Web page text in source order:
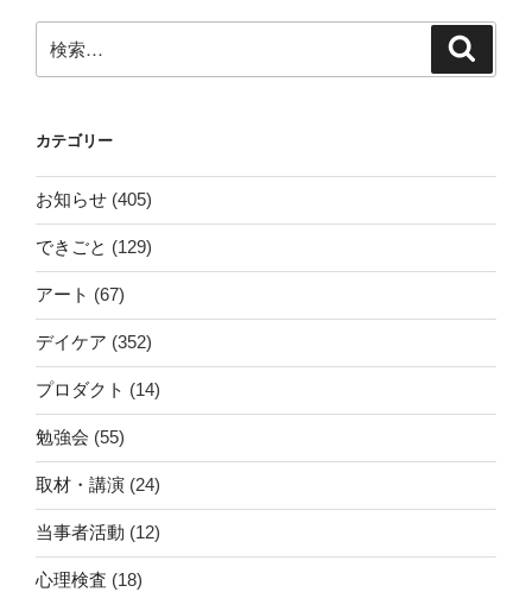
索:
カテゴリー
お知らせ (405)
できごと (129)
アート (67)
デイケア (352)
プロダクト (14)
勉強会 (55)
取材・講演 (24)
当事者活動 (12)
心理検査 (18)